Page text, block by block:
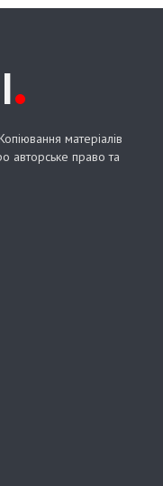
.
матеріалів
авторське право та